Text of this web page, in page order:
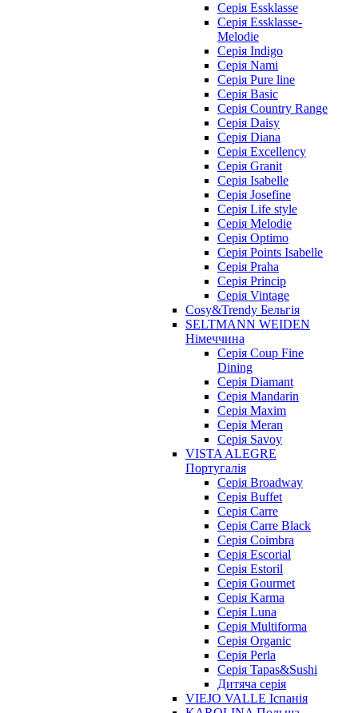
Cерія Essklasse
Cерія Essklasse-
Melodie
Cерія Indigo
Cерія Nami
Cерія Pure line
Серія Basic
Серія Country Range
Серія Daisy
Серія Diana
Серія Excellency
Серія Granit
Серія Isabelle
Серія Josefine
Серія Life style
Серія Melodie
Серія Optimo
Серія Points Isabelle
Серія Praha
Серія Princip
Серія Vintage
Cosy&Trendy Бельгія
SELTMANN WEIDEN
Німеччина
Cерія Coup Fine
Dining
Cерія Diamant
Cерія Mandarin
Cерія Maxim
Серія Meran
Серія Savoy
VISTA ALEGRE
Португалія
Серія Broadway
Серія Buffet
Серія Carre
Серія Carre Black
Серія Coimbra
Серія Escorial
Серія Estoril
Серія Gourmet
Серія Karma
Серія Luna
Серія Multiforma
Серія Organic
Серія Perla
Серія Tapas&Sushi
Дитяча серія
VIEJO VALLE Іспанія